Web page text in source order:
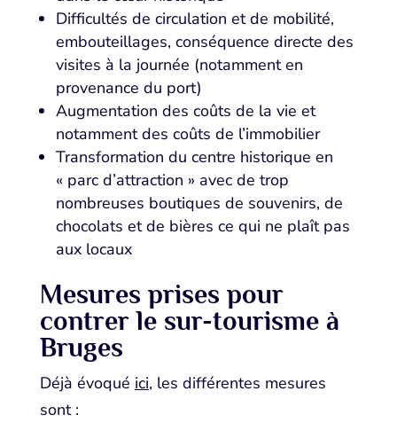
Difficultés de circulation et de mobilité,
embouteillages, conséquence directe des
visites à la journée (notamment en
provenance du port)
Augmentation des coûts de la vie et
notamment des coûts de l’immobilier
Transformation du centre historique en
« parc d’attraction » avec de trop
nombreuses boutiques de souvenirs, de
chocolats et de bières ce qui ne plaît pas
aux locaux
Mesures prises pour
contrer le sur-tourisme à
Bruges
Déjà évoqué ici, les différentes mesures
sont :